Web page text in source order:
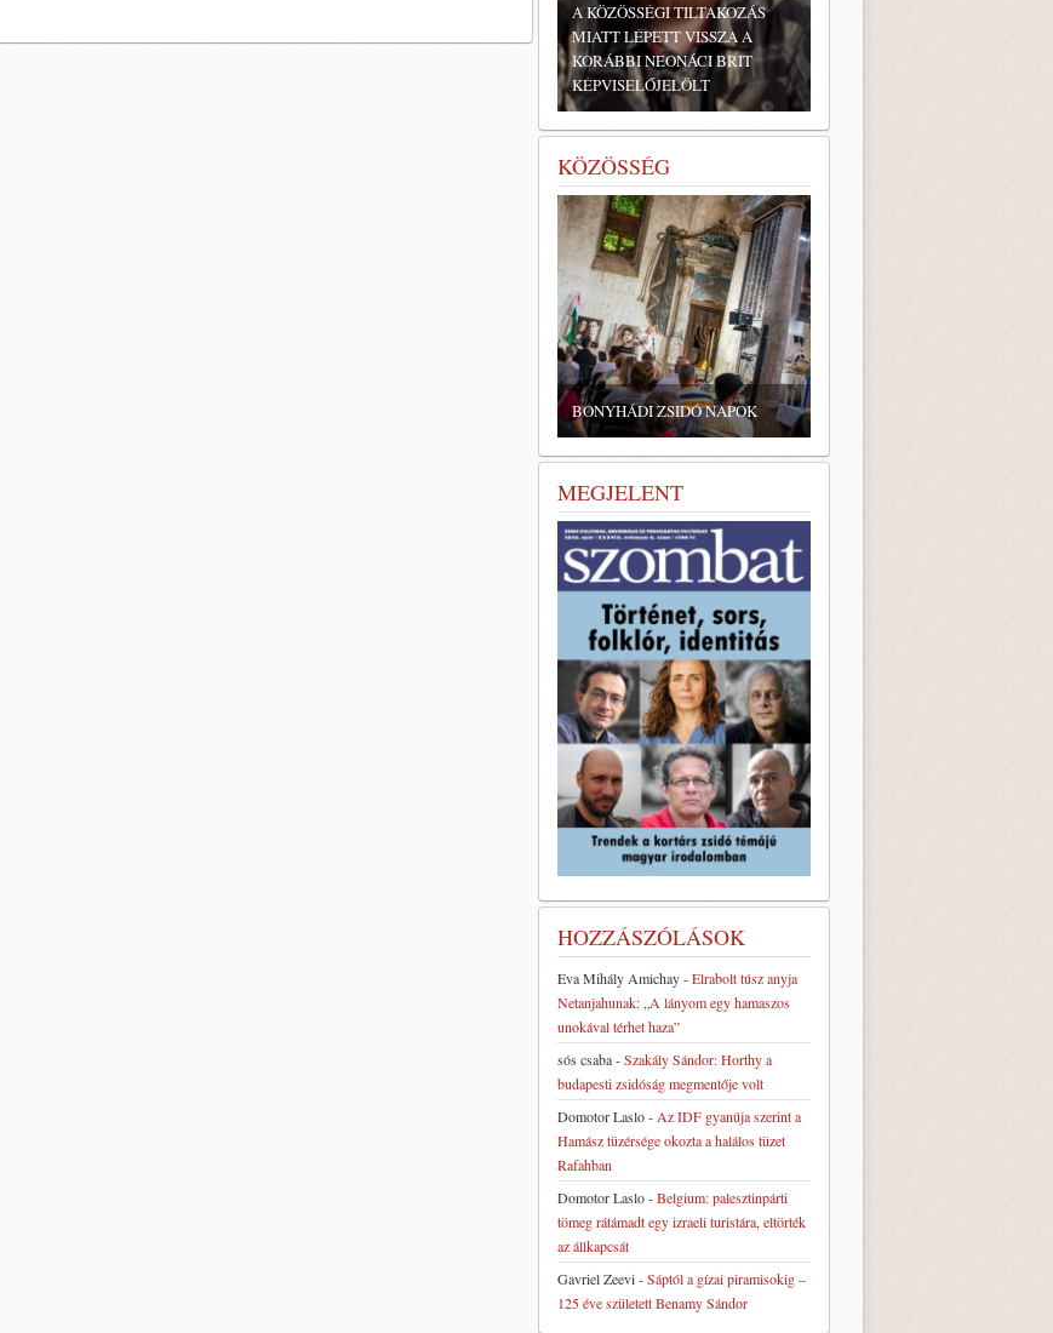
A KÖZÖSSÉGI TILTAKOZÁS
MIATT LÉPETT VISSZA A
KORÁBBI NEONÁCI BRIT
KÉPVISELŐJELÖLT
KÖZÖSSÉG
BONYHÁDI ZSIDÓ NAPOK
MEGJELENT
HOZZÁSZÓLÁSOK
Eva Mihály Amichay-Elrabolt túsz anyja
Netanjahunak: „A lányom egy hamaszos
unokával térhet haza”
sós csaba-Szakály Sándor: Horthy a
budapesti zsidóság megmentője volt
Domotor Laslo- Az IDF gyanúja szerint a
Hamász tüzérsége okozta a halálos tüzet
Rafahban
Domotor Laslo-Belgium: palesztinpárti
tömeg rátámadt egy izraeli turistára, eltörték
az állkapcsát
Gavriel Zeevi-Sáptól a gízai piramisokig –
125 éve született Benamy Sándor